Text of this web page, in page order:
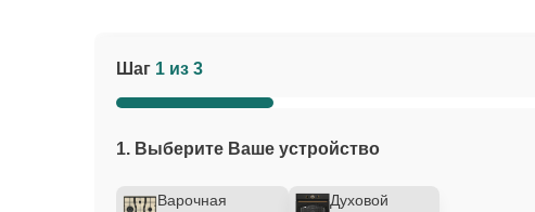
Шаг 1 из 3
1. Выберите Ваше устройство
Варочная
Духовой